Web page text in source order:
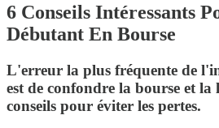
6 Conseils Intéressants
Débutant En Bourse
L'erreur la plus fréquente de
est de confondre la bourse et la
conseils pour éviter les pertes.